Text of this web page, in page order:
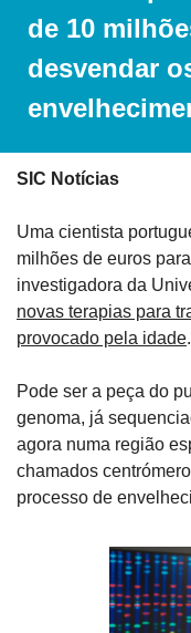
de 10
desvendar
SIC Notícias
Uma cientista
milhões de euros
investigadora da
novas terapias para
provocado pela idade.
Pode ser a peça do
genoma, já
agora numa região
chamados
processo de